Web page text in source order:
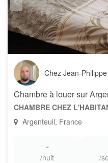
Chez Jean-Philippe
Chambre à louer sur
CHAMBRE CHEZ
Argenteuil, France
-
/nuit /